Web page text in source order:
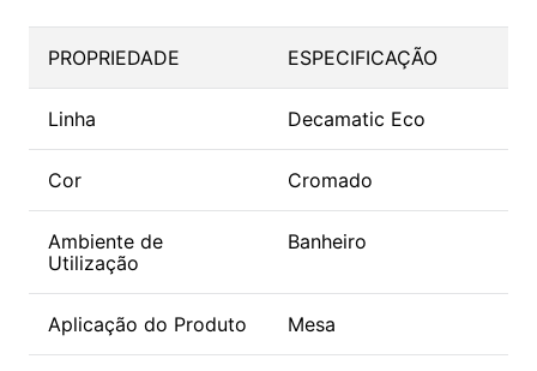
PROPRIEDADE ESPECIFICAÇÃO
Linha Decamatic Eco
Cor Cromado
Ambiente de
Utilização
Banheiro
Aplicação do Produto Mesa